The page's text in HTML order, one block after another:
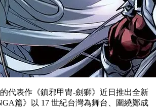
代表作《鎮邪甲冑-劍獅》近日推出全新
篇》以 17 世紀台灣為舞台、圍繞鄭成